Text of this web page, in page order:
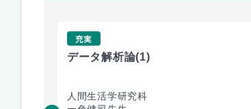
充実
データ解析論(1)
人間生活学研究科